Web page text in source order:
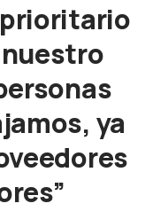
prioritario
ya